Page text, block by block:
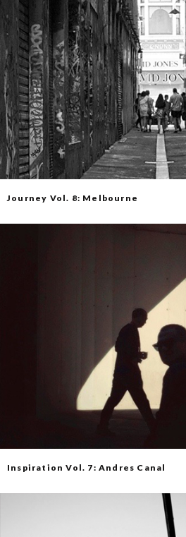
Journey Vol. 8: Melbourne
Inspiration Vol. 7: Andres Canal